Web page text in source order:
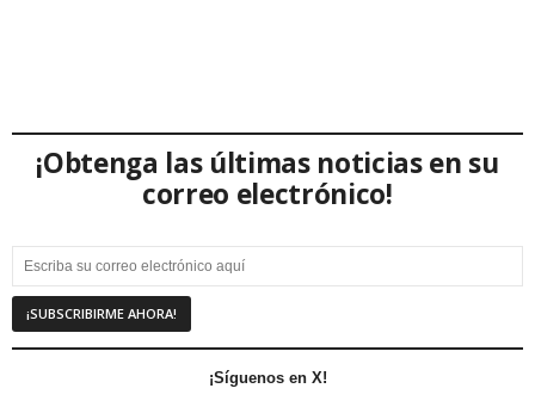
¡Obtenga las últimas noticias en su
correo electrónico!
¡Síguenos en X!